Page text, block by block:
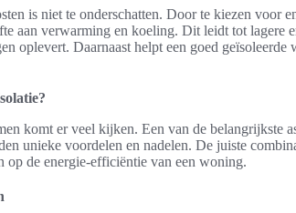
is niet te onderschatten. Door te kiezen voor
aan verwarming en koeling. Dit leidt tot lagere
oplevert. Daarnaast helpt een goed
komt er veel kijken. Een van de belangrijkste
unieke voordelen en nadelen. De juiste
op de energie-efficiëntie van een woning.